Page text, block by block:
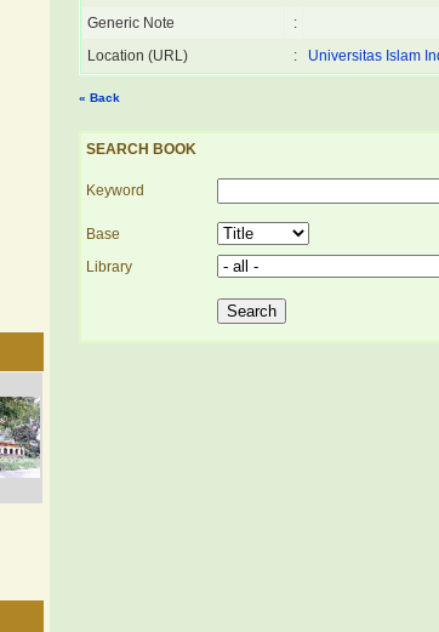
Generic Note
:
Location (URL)
: Universitas Islam
« Back
SEARCH BOOK
Keyword
Base
Library